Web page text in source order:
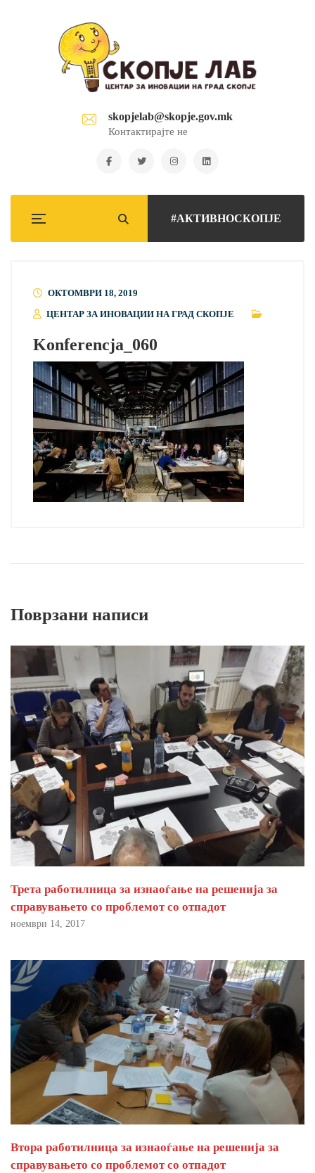
skopjelab@skopje.gov.mk
Контактирајте не
#АКТИВНОСКОПЈЕ
ОКТОМВРИ 18, 2019
ЦЕНТАР ЗА ИНОВАЦИИ НА ГРАД СКОПЈЕ
Konferencja_060
Поврзани написи
Трета работилница за изнаоѓање на решенија за
справувањето со проблемот со отпадот
ноември 14, 2017
Втора работилница за изнаоѓање на решенија за
справувањето со проблемот со отпадот